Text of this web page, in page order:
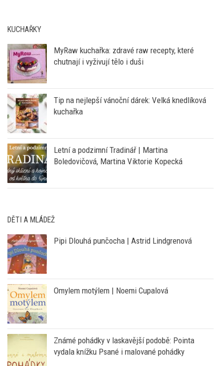
KUCHAŘKY
MyRaw kuchařka: zdravé raw recepty, které
chutnají i vyživují tělo i duši
Tip na nejlepší vánoční dárek: Velká knedlíková
kuchařka
Letní a podzimní Tradinář | Martina
Boledovičová, Martina Viktorie Kopecká
DĚTI A MLÁDEŽ
Pipi Dlouhá punčocha | Astrid Lindgrenová
Omylem motýlem | Noemi Cupalová
Známé pohádky v laskavější podobě: Pointa
vydala knížku Psané i malované pohádky